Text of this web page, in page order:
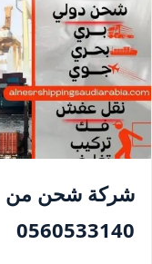
شركة شحن من
0560533140